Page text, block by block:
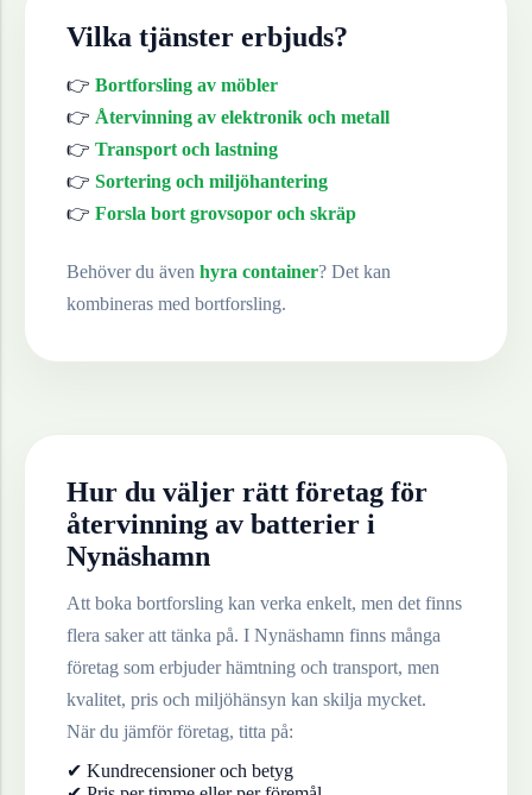
Vilka tjänster erbjuds?
👉 Bortforsling av möbler
👉 Återvinning av elektronik och metall
👉 Transport och lastning
👉 Sortering och miljöhantering
👉 Forsla bort grovsopor och skräp
Behöver du även hyra container? Det kan
kombineras med bortforsling.
Hur du väljer rätt företag för
återvinning av batterier i
Nynäshamn
Att boka bortforsling kan verka enkelt, men det finns
flera saker att tänka på. I Nynäshamn finns många
företag som erbjuder hämtning och transport, men
kvalitet, pris och miljöhänsyn kan skilja mycket.
När du jämför företag, titta på:
✔ Kundrecensioner och betyg